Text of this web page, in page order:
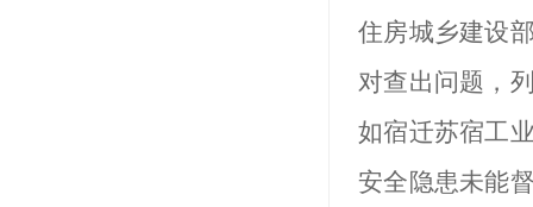
住房城乡建设
对查出问题，
如宿迁苏宿工
安全隐患未能